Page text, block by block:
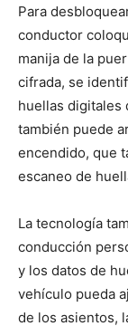
Para
conductor
manija de la
cifrada, se
huellas digitales
también puede
encendido, que
escaneo de
La tecnología
conducción
y los datos de
vehículo pueda
de los asientos,